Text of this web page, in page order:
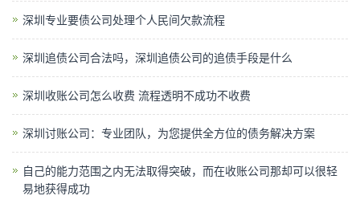
深圳专业要债公司处理个人民间欠款流程
深圳追债公司合法吗，深圳追债公司的追债手段是什么
深圳收账公司怎么收费 流程透明不成功不收费
深圳讨账公司：专业团队，为您提供全方位的债务解决方案
自己的能力范围之内无法取得突破，而在收账公司那却可以很轻
易地获得成功